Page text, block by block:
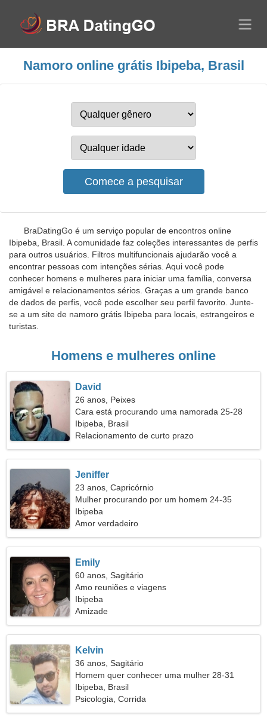
Namoro online grátis Ibipeba, Brasil
BraDatingGo é um serviço popular de encontros online
Ibipeba, Brasil. A comunidade faz coleções interessantes de perfis
para outros usuários. Filtros multifuncionais ajudarão você a
encontrar pessoas com intenções sérias. Aqui você pode
conhecer homens e mulheres para iniciar uma família, conversa
amigável e relacionamentos sérios. Graças a um grande banco
de dados de perfis, você pode escolher seu perfil favorito. Junte-
se a um site de namoro grátis Ibipeba para locais, estrangeiros e
turistas.
Homens e mulheres online
David
26 anos, Peixes
Cara está procurando uma namorada 25-28
Ibipeba, Brasil
Relacionamento de curto prazo
Jeniffer
23 anos, Capricórnio
Mulher procurando por um homem 24-35
Ibipeba
Amor verdadeiro
Emily
60 anos, Sagitário
Amo reuniões e viagens
Ibipeba
Amizade
Kelvin
36 anos, Sagitário
Homem quer conhecer uma mulher 28-31
Ibipeba, Brasil
Psicologia, Corrida